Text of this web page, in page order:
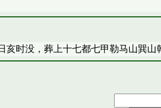
时没，葬上十七都七甲勒马山巽山